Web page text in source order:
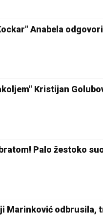
Anabela
Kristijan
Palo žestoko
Marinković odbrusila,